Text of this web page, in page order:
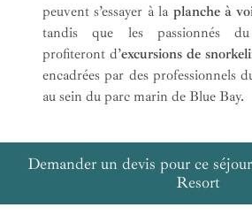
peuvent s’essayer à la planche à
tandis que les passionnés
profiteront d’excursions de
encadrées par des professionnels
au sein du parc marin de Blue Bay.
Demander un devis pour ce
Resort